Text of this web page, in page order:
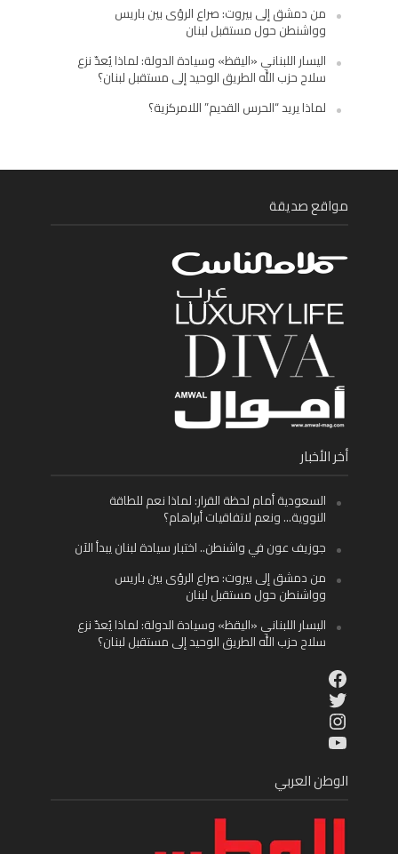
من دمشق إلى بيروت: صراع الرؤى بين باريس
وواشنطن حول مستقبل لبنان
اليسار اللبناني «اليقظ» وسيادة الدولة: لماذا يُعدّ نزع
سلاح حزب الله الطريق الوحيد إلى مستقبل لبنان؟
لماذا يريد “الحرس القديم” اللامركزية؟
مواقع صديقة
أخر الأخبار
السعودية أمام لحظة القرار: لماذا نعم للطاقة
النووية… ونعم لاتفاقيات أبراهام؟
جوزيف عون في واشنطن.. اختبار سيادة لبنان يبدأ الآن
من دمشق إلى بيروت: صراع الرؤى بين باريس
وواشنطن حول مستقبل لبنان
اليسار اللبناني «اليقظ» وسيادة الدولة: لماذا يُعدّ نزع
سلاح حزب الله الطريق الوحيد إلى مستقبل لبنان؟
Facebook
Twitter
Instagram
YouTube
الوطن العربي